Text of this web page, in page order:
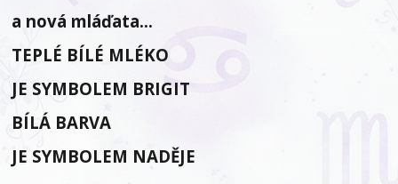
a nová mláďata…
TEPLÉ BÍLÉ MLÉKO
JE SYMBOLEM BRIGIT
BÍLÁ BARVA
JE SYMBOLEM NADĚJE